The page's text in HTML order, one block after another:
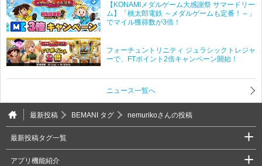
【KONAMIメダルゲーム大感謝祭 サマードリー
ム】「桃太郎電鉄 ～メダルゲームも定番！～」
でマイル獲得数が3倍！
フォーチュントリニティ ジュラシックトレジャ
ーで、FTポイント2倍キャンペーン開始！
ニュース一覧へ
最新投稿 BEMANI タグ nemurikoさんの投稿
最新投稿タグ一覧
アプリ機能紹介